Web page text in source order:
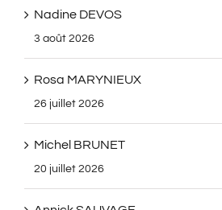
Nadine DEVOS
3 août 2026
Rosa MARYNIEUX
26 juillet 2026
Michel BRUNET
20 juillet 2026